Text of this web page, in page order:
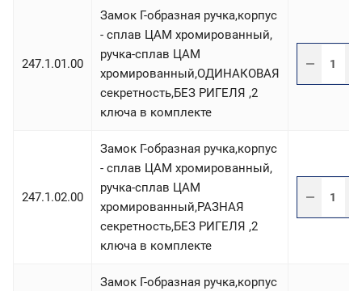
247.1.01.00
Замок Г-образная ручка,корпус
- сплав ЦАМ хромированный,
ручка-сплав ЦАМ
хромированный,ОДИНАКОВАЯ
секретность,БЕЗ РИГЕЛЯ ,2
ключа в комплекте
247.1.02.00
Замок Г-образная ручка,корпус
- сплав ЦАМ хромированный,
ручка-сплав ЦАМ
хромированный,РАЗНАЯ
секретность,БЕЗ РИГЕЛЯ ,2
ключа в комплекте
Замок Г-образная ручка,корпус